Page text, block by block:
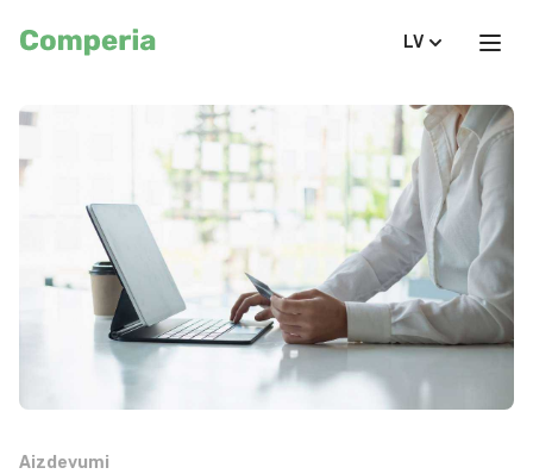
LV
Aizdevumi